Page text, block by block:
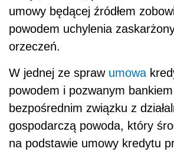
umowy będącej źródłem
powodem uchylenia
orzeczeń.
W jednej ze spraw umowa
powodem i pozwanym
bezpośrednim związku z
gospodarczą powoda, który
na podstawie umowy kredytu